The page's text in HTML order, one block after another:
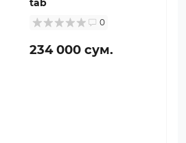
0
234 000 сум.